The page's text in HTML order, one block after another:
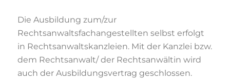
Die Ausbildung zum/zur
Rechtsanwaltsfachangestellten selbst erfolgt
in Rechtsanwaltskanzleien. Mit der Kanzlei bzw.
dem Rechtsanwalt/ der Rechtsanwältin wird
auch der Ausbildungsvertrag geschlossen.